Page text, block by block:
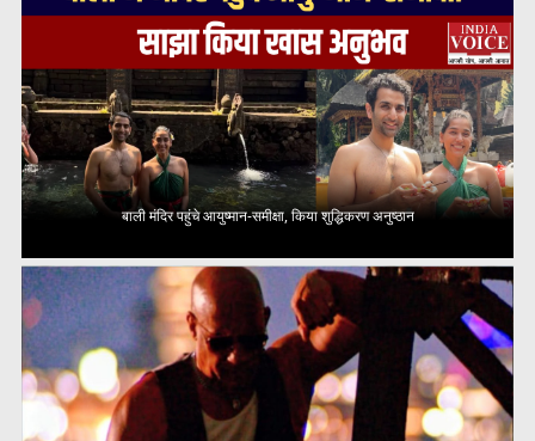
बाली मंदिर पहुंचे आयुष्मान-समीक्षा, किया शुद्धिकरण अनुष्ठान